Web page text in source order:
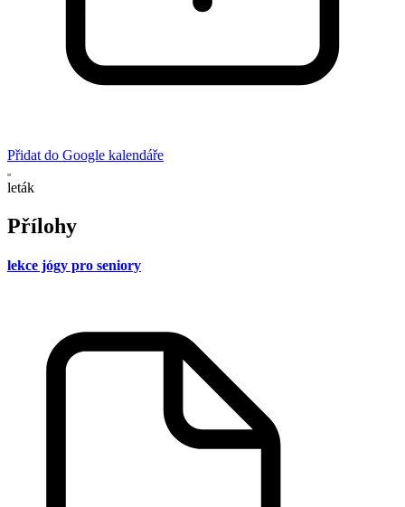
Přidat do Google kalendáře
leták
Přílohy
lekce jógy pro seniory